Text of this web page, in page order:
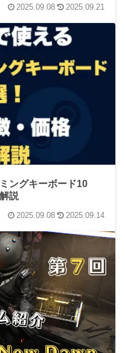
2025.09.08 2025.09.21
ングキーボード10
説
2025.09.08 2025.09.14